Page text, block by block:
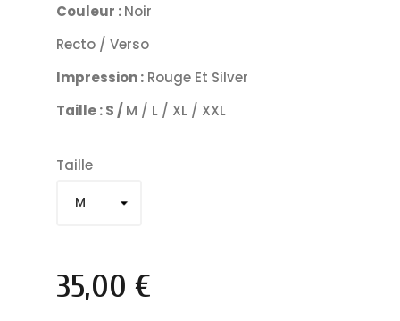
Couleur :Noir
Recto / Verso
Impression : Rouge Et Silver
Taille : S /M / L / XL / XXL
Taille
35,00 €